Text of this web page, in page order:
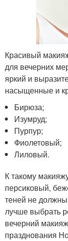
Красивый
для вечерних
яркий и
насыщенные и
Бирюза;
Изумруд;
Пурпур;
Фиолетовый;
Лиловый.
К такому
персиковый,
теней не должны
лучше выбрать
вечерний
празднования